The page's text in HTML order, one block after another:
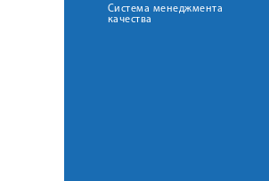
Система менеджмента
качества